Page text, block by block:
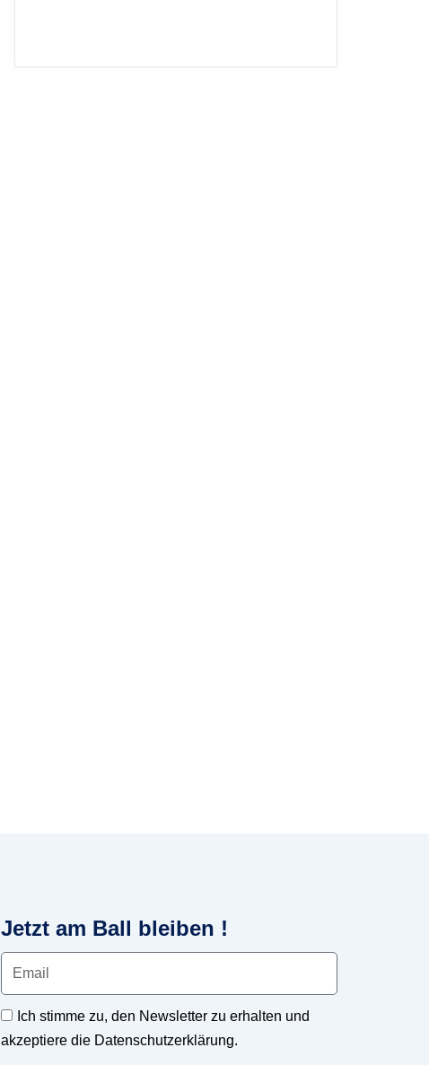
Jetzt am Ball bleiben !
Ich stimme zu, den Newsletter zu erhalten und
akzeptiere die Datenschutzerklärung.